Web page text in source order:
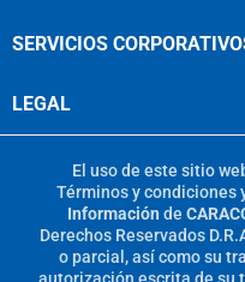
SERVICIOS
LEGAL
El uso de este sitio
Términos y condiciones
Información de
Derechos Reservados
o parcial, así como su